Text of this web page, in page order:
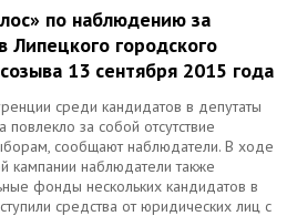
по наблюдению за
Липецкого городского
13 сентября 2015 года
среди кандидатов в депутаты
повлекло за собой отсутствие
сообщают наблюдатели. В ходе
кампании наблюдатели также
фонды нескольких кандидатов в
средства от юридических лиц с